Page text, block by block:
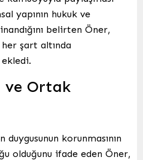
yapının hukuk ve
belirten Öner,
şart altında
ekledi.
ve Ortak
duygusunun korunmasının
olduğunu ifade eden Öner,